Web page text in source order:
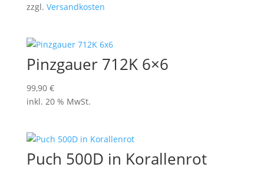
zzgl. Versandkosten
Pinzgauer 712K 6×6
99,90 €
inkl. 20 % MwSt.
Puch 500D in Korallenrot